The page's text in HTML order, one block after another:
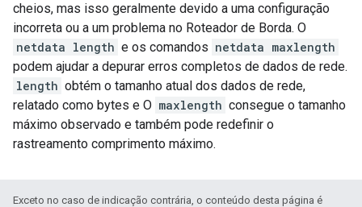
cheios, mas isso geralmente devido a uma configuração
incorreta ou a um problema no Roteador de Borda. O
netdata length e os comandos netdata maxlength
podem ajudar a depurar erros completos de dados de rede.
length obtém o tamanho atual dos dados de rede,
relatado como bytes e O maxlength consegue o tamanho
máximo observado e também pode redefinir o
rastreamento comprimento máximo.
Exceto no caso de indicação contrária, o conteúdo desta página é